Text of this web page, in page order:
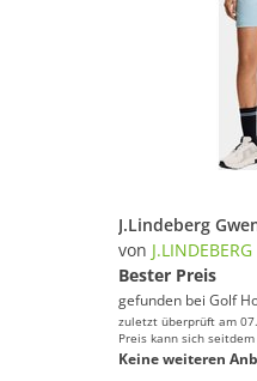
von J.LINDEBERG
Bester Preis
gefunden bei Golf
zuletzt überprüft am
Preis kann sich
Keine weiteren